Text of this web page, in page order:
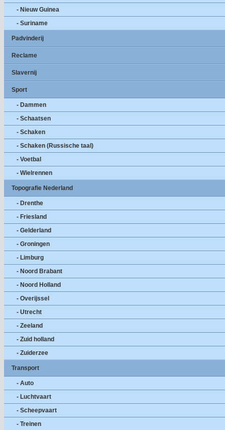
- Nieuw Guinea
- Suriname
Padvinderij
Reclame
Slavernij
Sport
- Dammen
- Schaatsen
- Schaken
- Schaken (Russische taal)
- Voetbal
- Wielrennen
Topografie Nederland
- Drenthe
- Friesland
- Gelderland
- Groningen
- Limburg
- Noord Brabant
- Noord Holland
- Overijssel
- Utrecht
- Zeeland
- Zuid holland
- Zuiderzee
Transport
- Auto
- Luchtvaart
- Scheepvaart
- Treinen